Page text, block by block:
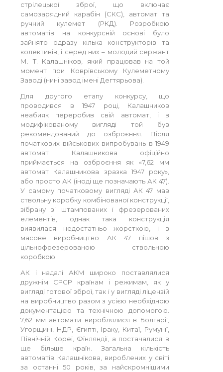
стрілецької зброї, що включає
самозарядний карабін (СКС), автомат та
ручний кулемет (РКД). Розробкою
автоматів на конкурсній основі було
зайнято одразу кілька конструкторів та
колективів, і серед них – молодий сержант
М. Т. Калашніков, який працював на той
момент при Коврівському Кулеметному
Заводі (нині завод імені Дегтярьова).
Для другого етапу конкурсу, що
проводився в 1947 році, Калашников
неабияк переробив свій автомат, і в
модифікованому вигляді той був
рекомендований до озброєння. Після
початкових військових випробувань в 1949
автомат Калашникова офіційно
приймається на озброєння як «7,62 мм
автомат Калашникова зразка 1947 року»,
або просто АК (іноді ще позначають АК 47).
У самому початковому вигляді АК 47 мав
ствольну коробку комбінованої конструкції,
зібрану зі штампованих і фрезерованих
елементів, однак така конструкція
виявилася недостатньо жорсткою, і в
масове виробництво АК 47 пішов з
цільнофрезерованою ствольною
коробкою.
АК і надалі АКМ широко поставлялися
дружнім СРСР країнам і режимам, як у
вигляді готової зброї, так і у вигляді ліцензій
на виробництво разом з усією необхідною
документацією та технічною допомогою.
7,62 мм автомати вироблялися в Болгарії,
Угорщині, НДР, Єгипті, Іраку, Китаї, Румунії,
Північній Кореї, Фінляндії, а постачалися в
ще більше країн. Загальна кількість
автоматів Калашнікова, вироблених у світі
за останні 50 років, за найскромнішими